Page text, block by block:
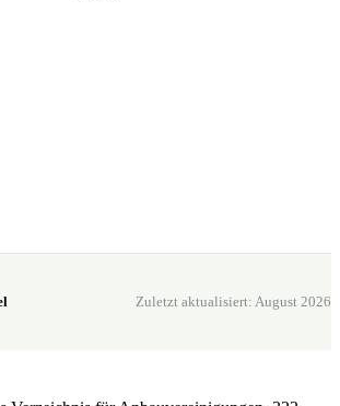
Zuletzt aktualisiert: August 2026